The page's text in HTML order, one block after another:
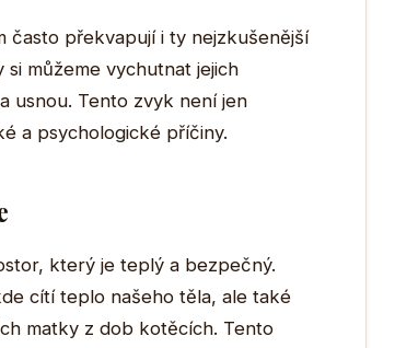
často překvapují i ty nejzkušenější
můžeme vychutnat jejich
usnou. Tento zvyk není jen
a psychologické příčiny.
který je teplý a bezpečný.
cítí teplo našeho těla, ale také
matky z dob kotěcích. Tento